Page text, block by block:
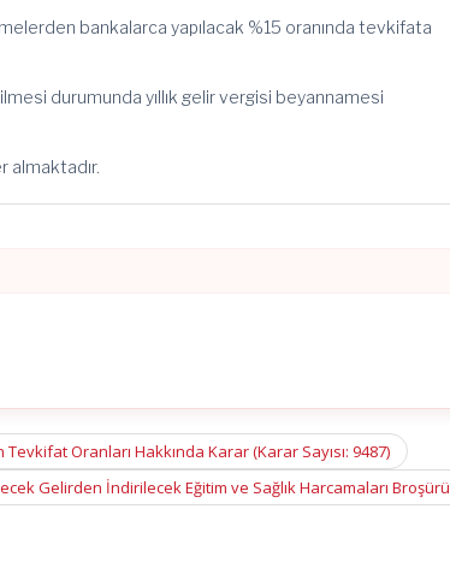
bankalarca yapılacak %15 oranında tevkifata
durumunda yıllık gelir vergisi beyannamesi
almaktadır.
Oranları Hakkında Karar (Karar Sayısı: 9487)
Gelirden İndirilecek Eğitim ve Sağlık Harcamaları Broşürü